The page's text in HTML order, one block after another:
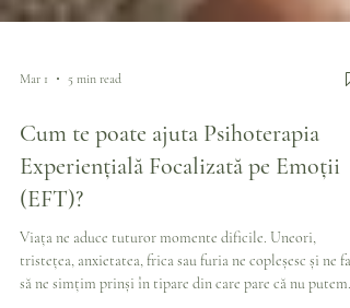
Mar 1 5 min read
Cum te poate ajuta Psihoterapia
Experiențială Focalizată pe Emoții
(EFT)?
Viața ne aduce tuturor momente dificile. Uneori,